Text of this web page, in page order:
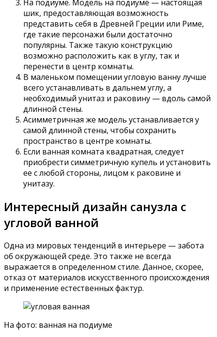
На подиуме. Модель на подиуме — настоящая
шик, предоставляющая возможность
представить себя в Древней Греции или Риме,
где такие персонажи были достаточно
популярны. Также такую конструкцию
возможно расположить как в углу, так и
перенести в центр комнаты.
В маленьком помещении угловую ванну лучше
всего устанавливать в дальнем углу, а
необходимый унитаз и раковину — вдоль самой
длинной стены.
Асимметричная же модель устанавливается у
самой длинной стены, чтобы сохранить
пространство в центре комнаты.
Если ванная комната квадратная, следует
приобрести симметричную купель и установить
ее с любой стороны, лицом к раковине и
унитазу.
Интересный дизайн санузла с
угловой ванной
Одна из мировых тенденций в интерьере — забота
об окружающей среде. Это также не всегда
выражается в определенном стиле. Данное, скорее,
отказ от материалов искусственного происхождения
и применение естественных фактур.
На фото: ванная на подиуме